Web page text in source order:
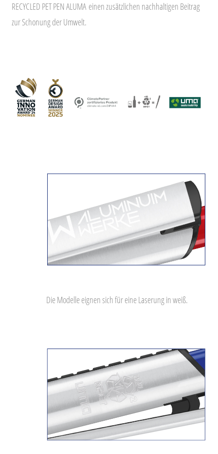
RECYCLED PET PEN ALUMA einen zusätzlichen nachhaltigen Beitrag
zur Schonung der Umwelt.
Die Modelle eignen sich für eine Laserung in weiß.